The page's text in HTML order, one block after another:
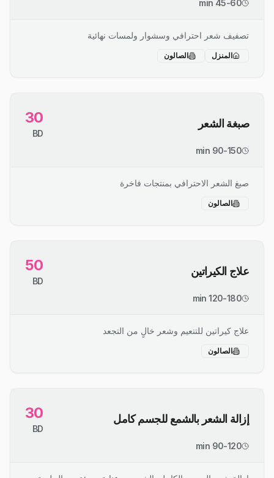
45-60 min
تصفيف شعر احترافي وسشوار ولمسات نهائية
المنزل الصالون
صبغة الشعر 30
BD
90-150 min
صبغ الشعر الاحترافي بمنتجات فاخرة
الصالون
علاج الكيراتين 50
BD
120-180 min
علاج كيراتين للتنعيم وشعر خالٍ من التجعد
الصالون
إزالة الشعر بالشمع للجسم كامل 30
BD
90-120 min